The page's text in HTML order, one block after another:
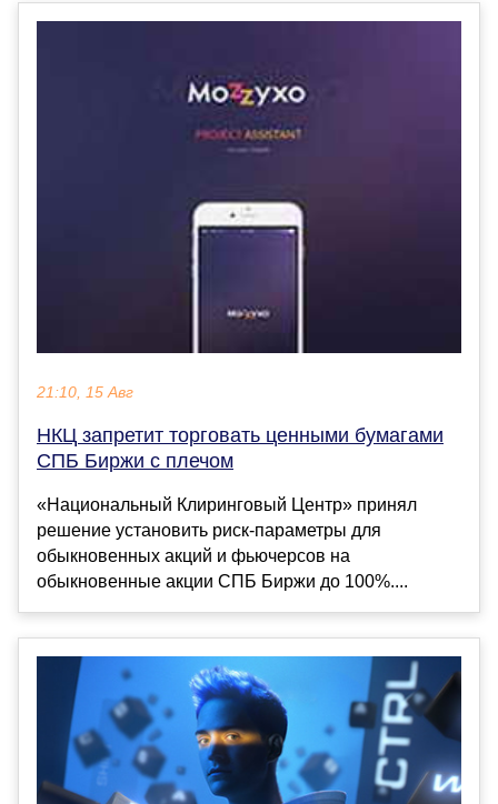
21:10, 15 Авг
НКЦ запретит торговать ценными бумагами
СПБ Биржи с плечом
«Национальный Клиринговый Центр» принял
решение установить риск-параметры для
обыкновенных акций и фьючерсов на
обыкновенные акции СПБ Биржи до 100%....